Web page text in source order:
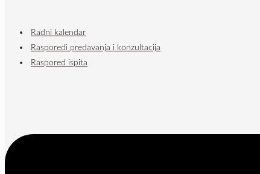
Radni kalendar
Rasporedi predavanja i konzultacija
Raspored ispita